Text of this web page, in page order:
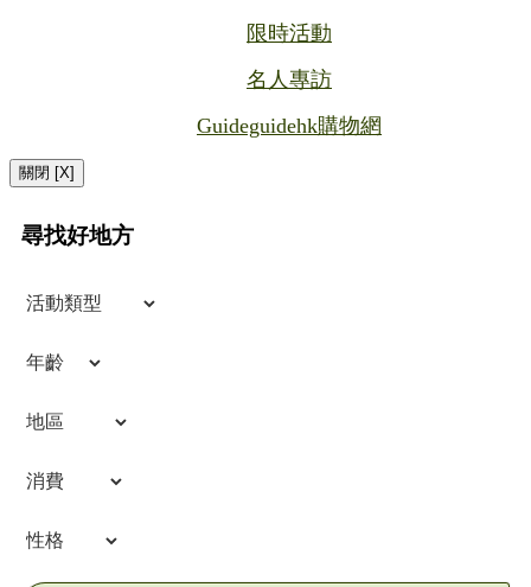
限時活動
名人專訪
Guideguidehk購物網
關閉 [X]
尋找好地方